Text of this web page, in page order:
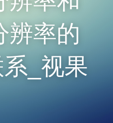
MCU900）
引擎 M800S-M
200）
100）
M800D）
）
）
辨率的
_视果